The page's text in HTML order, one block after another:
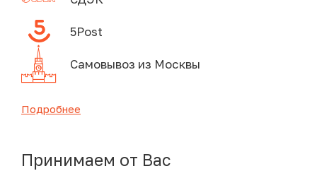
5Post
Самовывоз из Москвы
Подробнее
Принимаем от Вас